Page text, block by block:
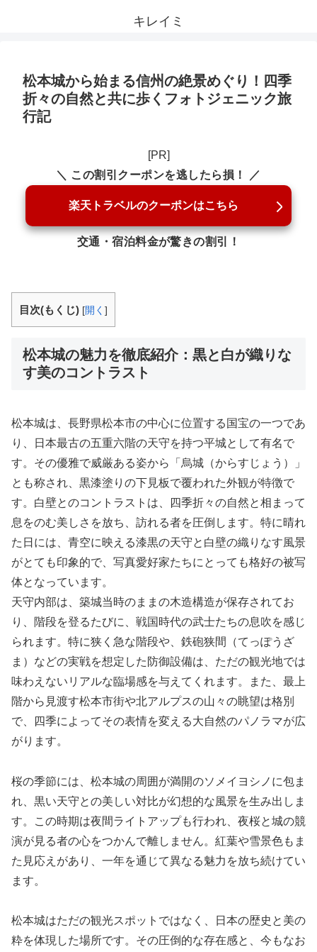
キレイミ
松本城から始まる信州の絶景めぐり！四季
折々の自然と共に歩くフォトジェニック旅
行記
[PR]
＼ この割引クーポンを逃したら損！ ／
楽天トラベルのクーポンはこちら
交通・宿泊料金が驚きの割引！
目次(もくじ) [開く ]
松本城の魅力を徹底紹介：黒と白が織りな
す美のコントラスト
松本城は、長野県松本市の中心に位置する国宝の一つであ
り、日本最古の五重六階の天守を持つ平城として有名で
す。その優雅で威厳ある姿から「烏城（からすじょう）」
とも称され、黒漆塗りの下見板で覆われた外観が特徴で
す。白壁とのコントラストは、四季折々の自然と相まって
息をのむ美しさを放ち、訪れる者を圧倒します。特に晴れ
た日には、青空に映える漆黒の天守と白壁の織りなす風景
がとても印象的で、写真愛好家たちにとっても格好の被写
体となっています。
天守内部は、築城当時のままの木造構造が保存されてお
り、階段を登るたびに、戦国時代の武士たちの息吹を感じ
られます。特に狭く急な階段や、鉄砲狭間（てっぽうざ
ま）などの実戦を想定した防御設備は、ただの観光地では
味わえないリアルな臨場感を与えてくれます。また、最上
階から見渡す松本市街や北アルプスの山々の眺望は格別
で、四季によってその表情を変える大自然のパノラマが広
がります。
桜の季節には、松本城の周囲が満開のソメイヨシノに包ま
れ、黒い天守との美しい対比が幻想的な風景を生み出しま
す。この時期は夜間ライトアップも行われ、夜桜と城の競
演が見る者の心をつかんで離しません。紅葉や雪景色もま
た見応えがあり、一年を通じて異なる魅力を放ち続けてい
ます。
松本城はただの観光スポットではなく、日本の歴史と美の
粋を体現した場所です。その圧倒的な存在感と、今もなお